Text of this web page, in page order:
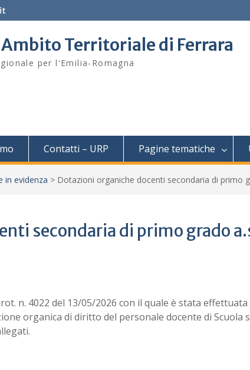
Territoriale di Ferrara
per l'Emilia-Romagna
Contatti – URP Pagine tematiche
in evidenza > Dotazioni organiche docenti secondaria di primo
secondaria di primo grado
n. 4022 del 13/05/2026 con il quale è stata effettuata
organica di diritto del personale docente di Scuola